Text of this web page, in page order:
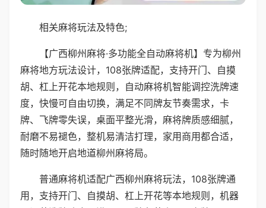
相关麻将玩法及特色;
【广西柳州麻将·多功能全自动麻将机】专为柳州
麻将地方玩法设计，108张牌适配，支持开门、自摸
胡、杠上开花本地规则，自动麻将机智能调控洗牌速
度，快慢可自由切换，满足不同牌友节奏需求，卡
牌、飞牌零失误，桌面平整光滑，麻将牌质感细腻，
耐磨不易褪色，整机易清洁打理，家用商用都合适，
随时随地开启地道柳州麻将局。
普通麻将机适配广西柳州麻将玩法，108张牌通
用，支持开门、自摸胡、杠上开花等本地规则，机器